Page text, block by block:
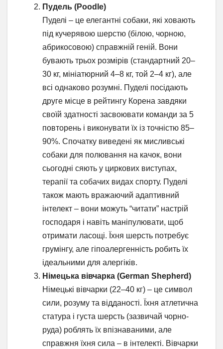
Пудель (Poodle)
Пуделі – це елегантні собаки, які ховають
під кучерявою шерстю (білою, чорною,
абрикосовою) справжній геній. Вони
бувають трьох розмірів (стандартний 20–
30 кг, мініатюрний 4–8 кг, той 2–4 кг), але
всі однаково розумні. Пуделі посідають
друге місце в рейтингу Корена завдяки
своїй здатності засвоювати команди за 5
повторень і виконувати їх із точністю 85–
90%. Спочатку виведені як мисливські
собаки для полювання на качок, вони
сьогодні сяють у циркових виступах,
терапії та собачих видах спорту. Пуделі
також мають вражаючий адаптивний
інтелект – вони можуть “читати” настрій
господаря і навіть маніпулювати, щоб
отримати ласощі. Їхня шерсть потребує
грумінгу, але гіпоалергенність робить їх
ідеальними для алергіків.
Німецька вівчарка (German Shepherd)
Німецькі вівчарки (22–40 кг) – це символ
сили, розуму та відданості. Їхня атлетична
статура і густа шерсть (зазвичай чорно-
руда) роблять їх впізнаваними, але
справжня їхня сила – в інтелекті. Вівчарки